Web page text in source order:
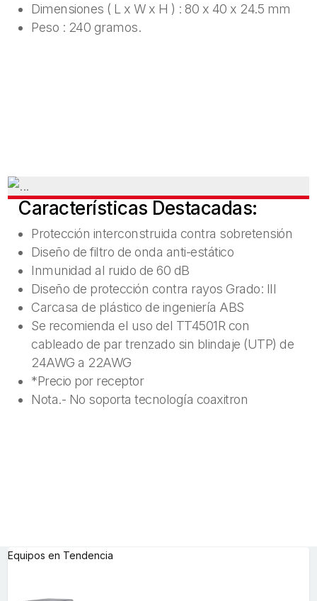
Dimensiones ( L x W x H ) : 80 x 40 x 24.5 mm
Peso : 240 gramos.
Características Destacadas:
Protección interconstruida contra sobretensión
Diseño de filtro de onda anti-estático
Inmunidad al ruido de 60 dB
Diseño de protección contra rayos Grado: III
Carcasa de plástico de ingeniería ABS
Se recomienda el uso del TT4501R con
cableado de par trenzado sin blindaje (UTP) de
24AWG a 22AWG
*Precio por receptor
Nota.- No soporta tecnología coaxitron
Equipos en Tendencia